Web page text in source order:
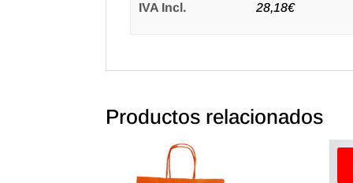
IVA Incl. 28,18€
Productos relacionados